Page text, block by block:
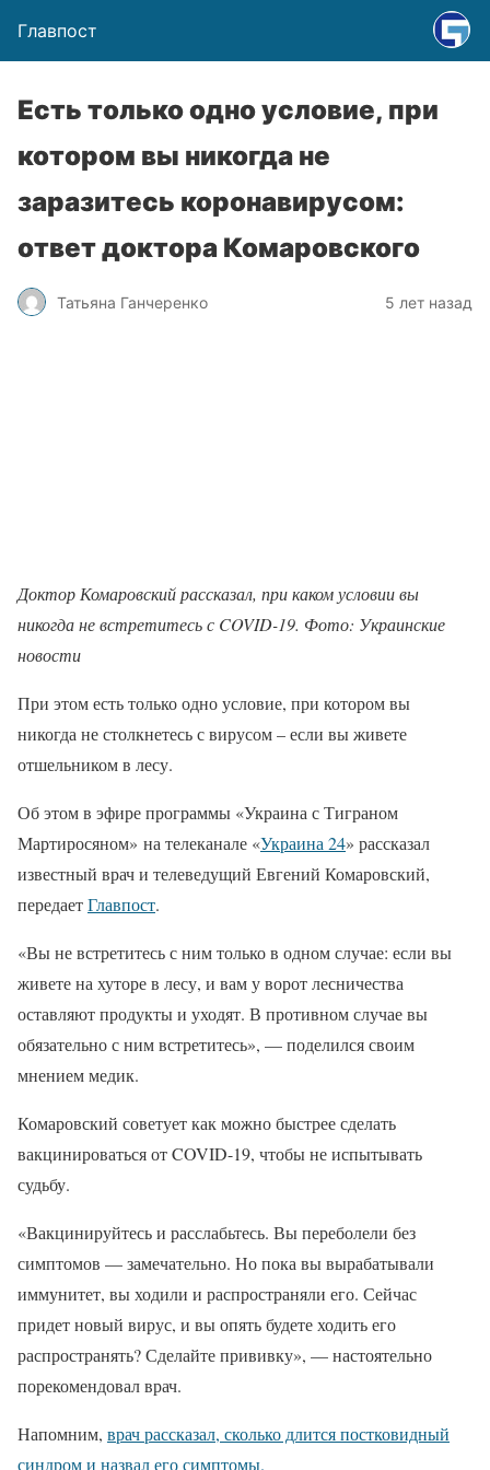
Главпост
Есть только одно условие, при
котором вы никогда не
заразитесь коронавирусом:
ответ доктора Комаровского
Татьяна Ганчеренко 5 лет назад
Доктор Комаровский рассказал, при каком условии вы
никогда не встретитесь с COVID-19. Фото: Украинские
новости
При этом есть только одно условие, при котором вы
никогда не столкнетесь с вирусом – если вы живете
отшельником в лесу.
Об этом в эфире программы «Украина с Тиграном
Мартиросяном» на телеканале «Украина 24» рассказал
известный врач и телеведущий Евгений Комаровский,
передаетГлавпост.
«Вы не встретитесь с ним только в одном случае: если вы
живете на хуторе в лесу, и вам у ворот лесничества
оставляют продукты и уходят. В противном случае вы
обязательно с ним встретитесь», — поделился своим
мнением медик.
Комаровский советует как можно быстрее сделать
вакцинироваться от COVID-19, чтобы не испытывать
судьбу.
«Вакцинируйтесь и расслабьтесь. Вы переболели без
симптомов — замечательно. Но пока вы вырабатывали
иммунитет, вы ходили и распространяли его. Сейчас
придет новый вирус, и вы опять будете ходить его
распространять? Сделайте прививку», — настоятельно
порекомендовал врач.
Напомним, врач рассказал, сколько длится постковидный
синдром и назвал его симптомы.